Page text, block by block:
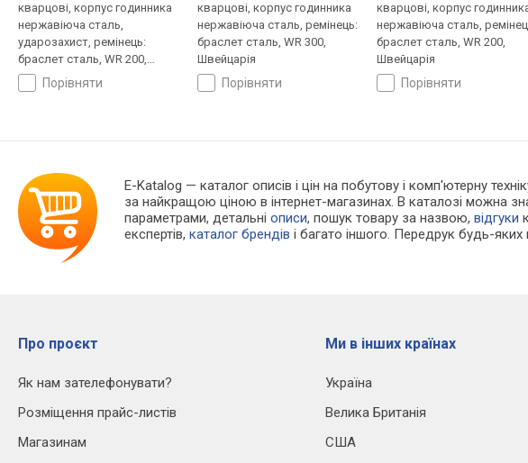
кварцові, корпус годинника
нержавіюча сталь,
ударозахист, ремінець:
браслет сталь, WR 200,
Швейцаріяпорівняти
кварцові, корпус годинника
нержавіюча сталь, ремінець:
браслет сталь, WR 300,
Швейцарія
порівняти
кварцові, корпус
нержавіюча сталь,
браслет сталь, WR 200,
Швейцарія
порівняти
E-Katalog — каталог описів і цін на побутову і комп'ютерну
за найкращою ціною в інтернет-магазинах. В каталозі можна
параметрами, детальніописи, пошук товару за назвою,відгуки
експертів,каталог брендів і багато іншого. Передрук будь-яких
Про проєкт
Як нам зателефонувати?
Розміщення прайс-листів
Магазинам
Ми в інших країнах
Україна
Велика Британія
США